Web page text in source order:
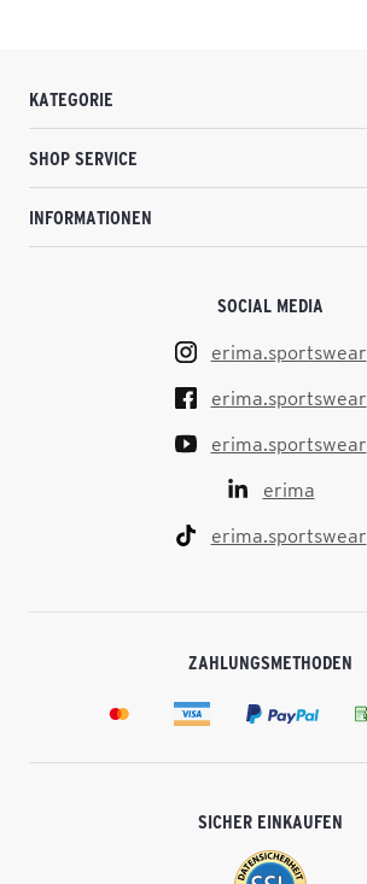
KATEGORIE
SHOP SERVICE
INFORMATIONEN
SOCIAL MEDIA
erima.sportswear
erima.sportswear
erima.sportswear
erima
erima.sportswear
ZAHLUNGSMETHODEN
SICHER EINKAUFEN